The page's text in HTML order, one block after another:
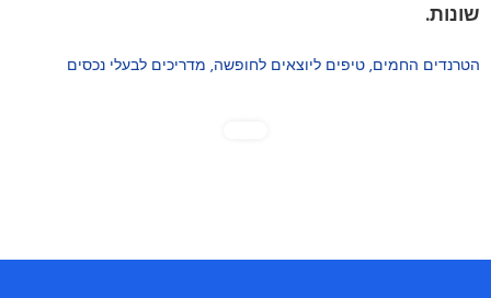
שונות.
הטרנדים החמים טיפים ליוצאים לחופשה מדריכים לבעלי נכסים